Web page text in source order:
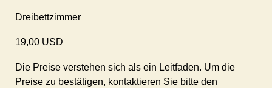
Dreibettzimmer
19,00 USD
Die Preise verstehen sich als ein Leitfaden. Um die
Preise zu bestätigen, kontaktieren Sie bitte den